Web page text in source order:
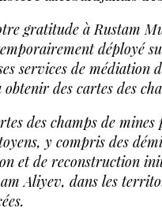
gratitude à Rustam
déployé
services de
des cartes des
des champs de
y compris des
et de reconstruction
Aliyev, dans les